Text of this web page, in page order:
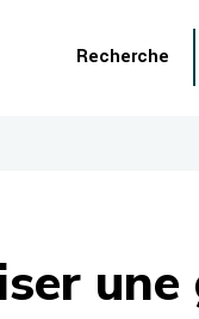
Recherche